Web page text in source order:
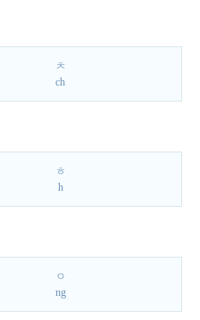
ㅊ
ch
ㅎ
h
ㅇ
ng